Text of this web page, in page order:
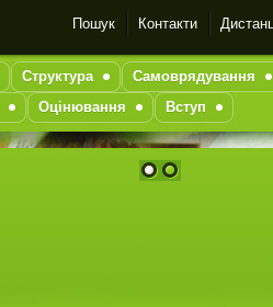
Пошук Контакти
Структура
Самоврядування
Оцінювання Вступ